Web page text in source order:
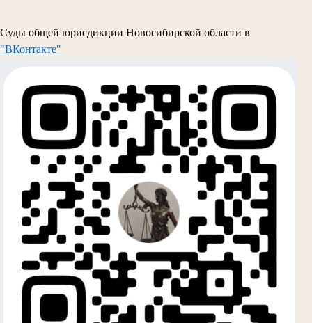
Суды общей юрисдикции Новосибирской области в
"ВКонтакте"